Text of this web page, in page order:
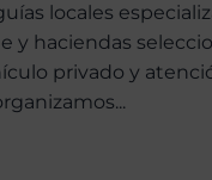
locales
y haciendas
privado y